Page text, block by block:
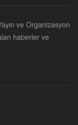
ve Organizasyon
haberler ve